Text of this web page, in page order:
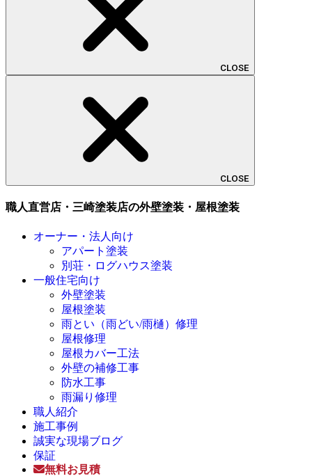
CLOSE
CLOSE
職人直営店・三崎塗装店の外壁塗装・屋根塗装
オーナー・法人向け
アパート塗装
別荘・ログハウス塗装
一般住宅向け
外壁塗装
屋根塗装
雨とい（雨どい/雨樋）修理
屋根修理
屋根カバー工法
外壁の補修工事
防水工事
雨漏り修理
職人紹介
施工事例
誠実な現場ブログ
保証
無料お見積